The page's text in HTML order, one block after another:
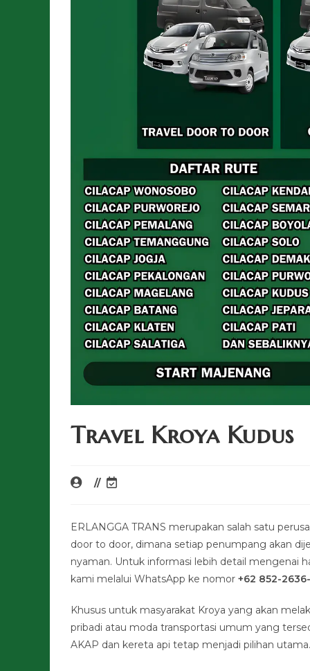
Travel Kroya Kudus
ERLANGGA TRANS merupakan salah satu
door to door, dimana setiap penumpang akan
nyaman. Untuk informasi lebih detail mengenai
kami melalui WhatsApp ke nomor +62 852-
Khusus untuk masyarakat Kroya yang akan
pribadi atau moda transportasi umum yang
AKAP dan kereta api tetap menjadi pilihan utama.